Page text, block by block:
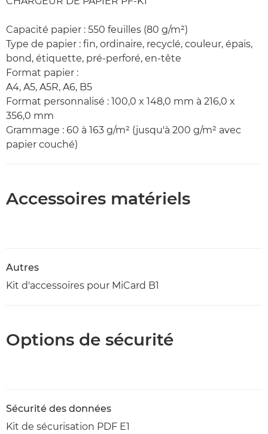
Capacité papier : 550 feuilles (80 g/m²)
Type de papier : fin, ordinaire, recyclé, couleur, épais,
bond, étiquette, pré-perforé, en-tête
Format papier :
A4, A5, A5R, A6, B5
Format personnalisé : 100,0 x 148,0 mm à 216,0 x
356,0 mm
Grammage : 60 à 163 g/m² (jusqu'à 200 g/m² avec
papier couché)
Accessoires matériels
Autres
Kit d'accessoires pour MiCard B1
Options de sécurité
Sécurité des données
Kit de sécurisation PDF E1